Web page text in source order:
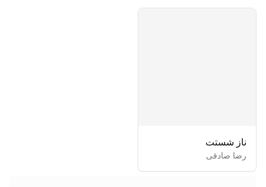
ناز شستت
رضا صادقی